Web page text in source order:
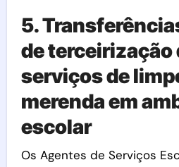
5.
de terceirização
serviços de
merenda em
escolar
Os Agentes de Serviços